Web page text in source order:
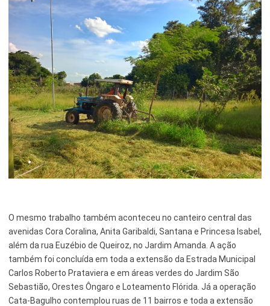
O mesmo trabalho também aconteceu no canteiro central das
avenidas Cora Coralina, Anita Garibaldi, Santana e Princesa Isabel,
além da rua Euzébio de Queiroz, no Jardim Amanda. A ação
também foi concluída em toda a extensão da Estrada Municipal
Carlos Roberto Prataviera e em áreas verdes do Jardim São
Sebastião, Orestes Ôngaro e Loteamento Flórida. Já a operação
Cata-Bagulho contemplou ruas de 11 bairros e toda a extensão